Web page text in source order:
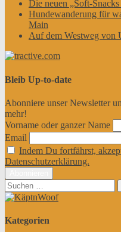
Die neuen „Soft-
Hundewanderung für
Main
Auf dem Westweg von
Bleib Up-to-date
Abonniere unser Newsletter
mehr!
Vorname oder ganzer Name
Email
Indem Du fortfährst,
Datenschutzerklärung.
Suchen
nach:
Kategorien